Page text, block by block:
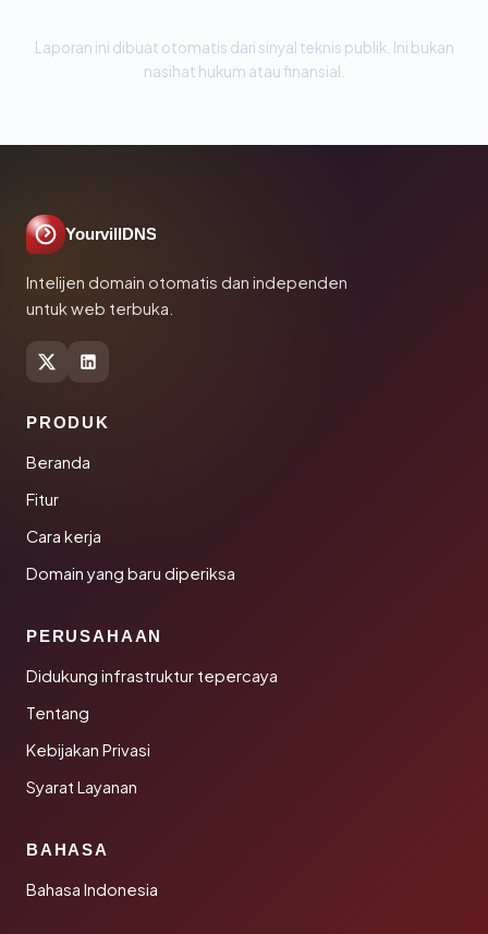
Laporan ini dibuat otomatis dari sinyal teknis publik. Ini bukan
nasihat hukum atau finansial.
YourvillDNS
Intelijen domain otomatis dan independen
untuk web terbuka.
PRODUK
Beranda
Fitur
Cara kerja
Domain yang baru diperiksa
PERUSAHAAN
Didukung infrastruktur tepercaya
Tentang
Kebijakan Privasi
Syarat Layanan
BAHASA
Bahasa Indonesia